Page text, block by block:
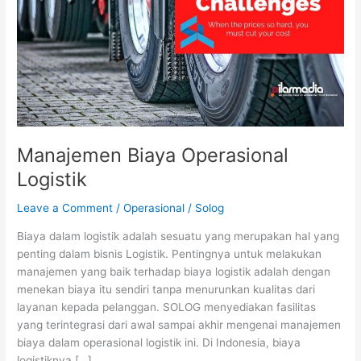
Manajemen Biaya Operasional
Logistik
Leave a Comment /Operasional / Solog
Biaya dalam logistik adalah sesuatu yang merupakan hal yang
penting dalam bisnis Logistik. Pentingnya untuk melakukan
manajemen yang baik terhadap biaya logistik adalah dengan
menekan biaya itu sendiri tanpa menurunkan kualitas dari
layanan kepada pelanggan. SOLOG menyediakan fasilitas
yang terintegrasi dari awal sampai akhir mengenai manajemen
biaya dalam operasional logistik ini. Di Indonesia, biaya